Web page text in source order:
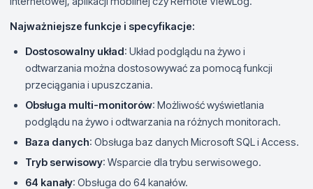
Najważniejsze funkcje i specyfikacje:
Dostosowalny układ: Układ podglądu na żywo i
odtwarzania można dostosowywać za pomocą funkcji
przeciągania i upuszczania.
Obsługa multi-monitorów: Możliwość wyświetlania
podglądu na żywo i odtwarzania na różnych monitorach.
Baza danych: Obsługa baz danych Microsoft SQL i Access.
Tryb serwisowy: Wsparcie dla trybu serwisowego.
64 kanały: Obsługa do 64 kanałów.